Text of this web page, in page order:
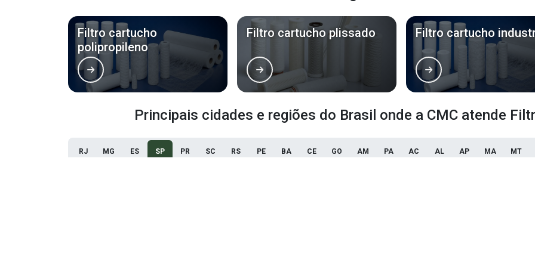
Filtro cartucho
polipropileno
Filtro cartucho plissado Filtro cartucho
Principais cidades e regiões do Brasil onde a CMC atende
RJ MG ES SP PR SC RS PE BA CE GO AM PA AC AL AP MA MT